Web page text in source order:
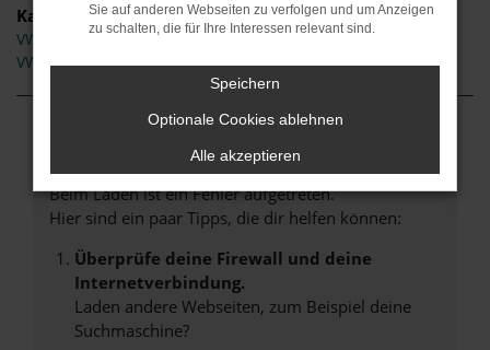
Kategorie
VW Crafter Neuwagen Rosenheim
VW Crafter Tageszulassung Rosenheim
Fehler: Network Error
Beim Laden ist ein Fehler aufgetreten.
Hier sind ein paar Tipps, die dir helfen können:
Überprüfe deine Firewall und deine
Internetverbindung.
Laden andere Webseiten, zum Beispiel deine
Suchmaschine?
Sie auf anderen Webseiten zu verfolgen und um Anzeigen
zu schalten, die für Ihre Interessen relevant sind.
Speichern
Optionale Cookies ablehnen
Alle akzeptieren